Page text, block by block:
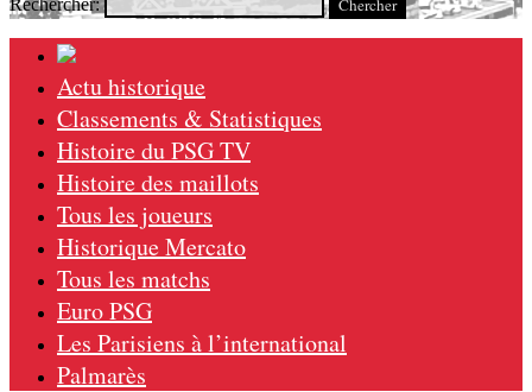
Rechercher:
Actu historique
Classements & Statistiques
Histoire du PSG TV
Histoire des maillots
Tous les joueurs
Historique Mercato
Tous les matchs
Euro PSG
Les Parisiens à l’international
Palmarès